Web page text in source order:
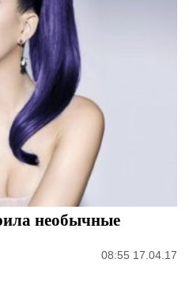
необычные
08:55 17.04.17